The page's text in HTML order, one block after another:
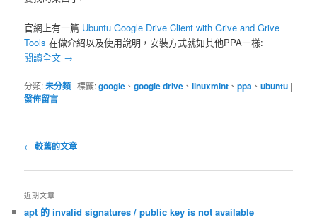
官網上有一篇 Ubuntu Google Drive Client with Grive and Grive
Tools 在做介紹以及使用說明，安裝方式就如其他PPA一樣:
閱讀全文 →
分類:未分類 |標籤:google 、google drive 、linuxmint 、ppa 、ubuntu |
發佈留言
文
導
← 較舊的文章
近期文章
apt 的 invalid signatures / public key is not available